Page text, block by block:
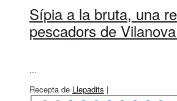
Sípia a la bruta, una
pescadors de
...
Recepta de Llepadits |